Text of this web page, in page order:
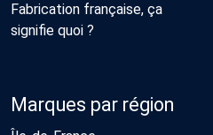
Fabrication française, ça
signifie quoi ?
Marques par région